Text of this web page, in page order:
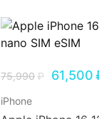
75,990₽ 61,500
iPhone